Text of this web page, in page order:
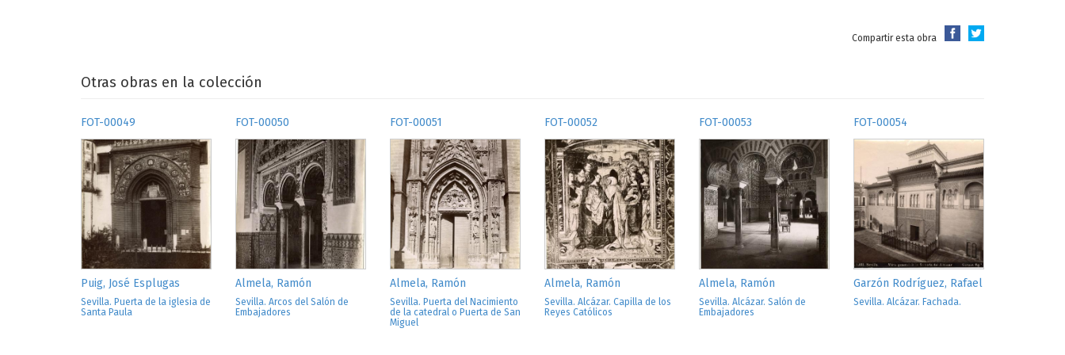
Compartir esta obra
Otras obras en la colección
FOT-00049
Puig, José Esplugas
Sevilla. Puerta de la iglesia de
Santa Paula
FOT-00050
Almela, Ramón
Sevilla. Arcos del Salón de
Embajadores
FOT-00051
Almela, Ramón
Sevilla. Puerta del Nacimiento
de la catedral o Puerta de San
Miguel
FOT-00052
Almela, Ramón
Sevilla. Alcázar. Capilla de los
Reyes Católicos
FOT-00053
Almela, Ramón
Sevilla. Alcázar. Salón de
Embajadores
FOT-00054
Garzón Rodríguez, Rafael
Sevilla. Alcázar. Fachada.